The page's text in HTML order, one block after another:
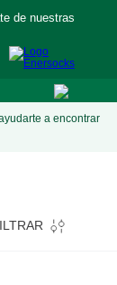
de nuestras
a encontrar